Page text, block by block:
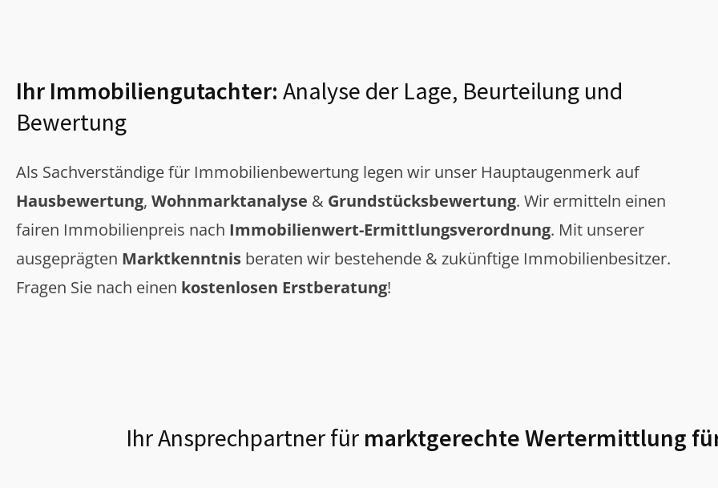
Ihr Immobiliengutachter: Analyse der Lage, Beurteilung und
Bewertung
Als Sachverständige für Immobilienbewertung legen wir unser Hauptaugenmerk auf
Hausbewertung, Wohnmarktanalyse & Grundstücksbewertung. Wir ermitteln einen
fairen Immobilienpreis nach Immobilienwert-Ermittlungsverordnung. Mit unserer
ausgeprägten Marktkenntnis beraten wir bestehende & zukünftige Immobilienbesitzer.
Fragen Sie nach einen kostenlosen Erstberatung!
Ihr Ansprechpartner für marktgerechte Wertermittlung